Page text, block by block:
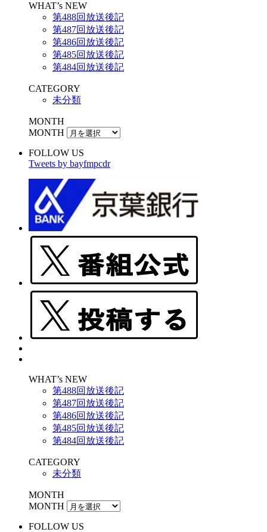
WHAT’s NEW
第488回放送後記
第487回放送後記
第486回放送後記
第485回放送後記
第484回放送後記
CATEGORY
未分類
MONTH
MONTH
FOLLOW US
Tweets by bayfmpcdr
WHAT’s NEW
第488回放送後記
第487回放送後記
第486回放送後記
第485回放送後記
第484回放送後記
CATEGORY
未分類
MONTH
MONTH
FOLLOW US